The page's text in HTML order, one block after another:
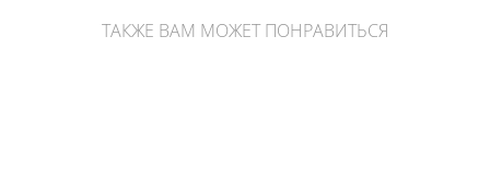
ТАКЖЕ ВАМ МОЖЕТ ПОНРАВИТЬСЯ